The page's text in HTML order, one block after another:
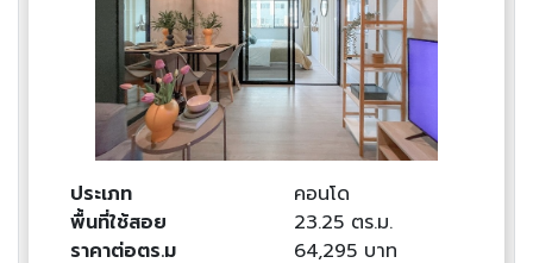
ประเภท
คอนโด
พื้นที่ใช้สอย
23.25 ตร.ม.
ราคาต่อตร.ม
64,295 บาท